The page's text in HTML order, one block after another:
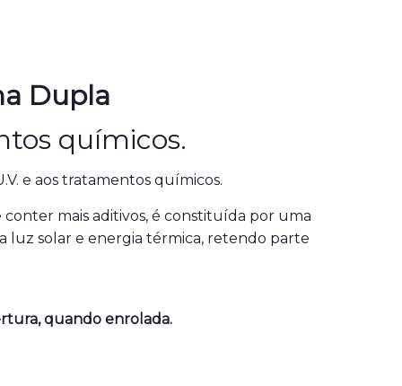
Dupla
químicos.
e aos tratamentos químicos.
conter mais aditivos, é constituída por uma
luz solar e energia térmica, retendo parte
quando enrolada.